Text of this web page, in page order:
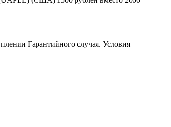
Гарантийного случая. Условия